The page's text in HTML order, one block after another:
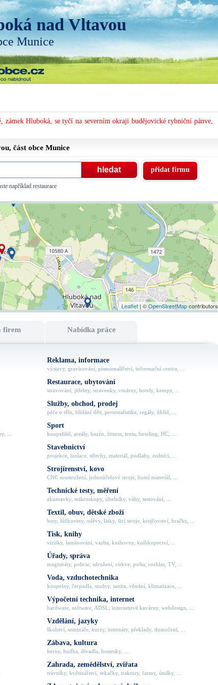
nad Vltavou
Munice
zámek Hluboká, se tyčí na severním okraji budějovické rybniční pánve,
část obce Munice
například restaurace
přidat firmu
Leaflet| ©OpenStreetMapcontributors
firem Nabídka práce
...
Reklama, informace
výstavy, gravírování, písmomalířství, informační centra, ...
Restaurace, ubytování
stravování, jídelny, stravenky, vinárny, hotely, kempy, ...
Služby, obchod, prodej
péče o tělo, hlídání dětí, personalistika, regály, úklid, ...
Sport
koupaliště, areály, bazén, fitness, tenis, bowling, HC, ...
Stavebnictví
projekce, izolace, střechy, materiál, podlahy, zedníci, ...
Strojírenství, kovo
CNC soustružení, jednoúčelové stroje, hutní materiál, ...
Technické testy, měření
zkumavky, mikroskopy, úhelníky, váhy, testování, ...
Textil, obuv, dětské zboží
boty, lůžkoviny, oděvy, látky, šicí stroje, krejčovství, hračky, ...
Tisk, knihy
vizitky, laminování, vazba, knihovny, knihkupectví, ...
Úřady, správa
magistráty, policie, sdružení, církve, pošta, rozhlas, TV, ...
Voda, vzduchotechnika
koupelny, čerpadla, studny, sanita, větrání, klimatizace, ...
Výpočetní technika, internet
hardware, software, ADSL, internetové kavárny, webdesign, ...
Vzdělání, jazyky
školství, semináře, kurzy, internáty, překlady, tlumočení, ...
Zábava, kultura
herny, hudba, divadla, hostesky, ...
Zahrada, zemědělství, zvířata
trávníky, květinářství, sekačky, traktory, farmy, útulky, ...